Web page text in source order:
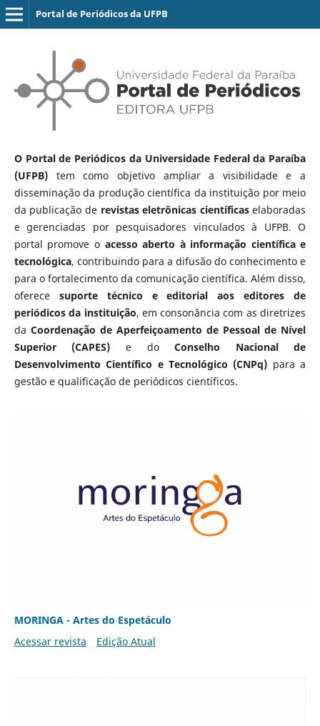
Portal de Periódicos da UFPB
O Portal de Periódicos da Universidade Federal da Paraíba
(UFPB)tem como objetivo ampliar a visibilidade e a
disseminação da produção científica da instituição por meio
da publicação de revistas eletrônicas científicaselaboradas
e gerenciadas por pesquisadores vinculados à UFPB. O
portal promove o acesso aberto à informação científica e
tecnológica, contribuindo para a difusão do conhecimento e
para o fortalecimento da comunicação científica. Além disso,
oferece suporte técnico e editorial aos editores de
periódicos da instituição, em consonância com as diretrizes
da Coordenação de Aperfeiçoamento de Pessoal de Nível
Superior (CAPES) e doConselho Nacional de
Desenvolvimento Científico e Tecnológico (CNPq) para a
gestão e qualificação de periódicos científicos.
MORINGA - Artes do Espetáculo
Acessar revista
Edição Atual